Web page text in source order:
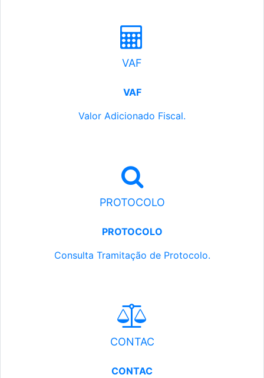
VAF
VAF
Valor Adicionado Fiscal.
PROTOCOLO
PROTOCOLO
Consulta Tramitação de Protocolo.
CONTAC
CONTAC